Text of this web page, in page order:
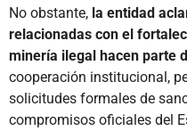
No obstante, la entidad
relacionadas con el
minería ilegal hacen parte
cooperación institucional,
solicitudes formales de
compromisos oficiales del